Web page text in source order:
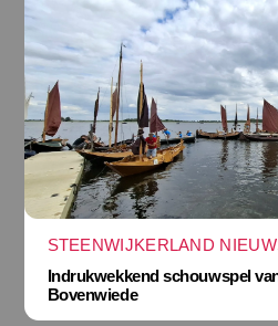
STEENWIJKERLAND
Indrukwekkend schouwspel
Bovenwiede